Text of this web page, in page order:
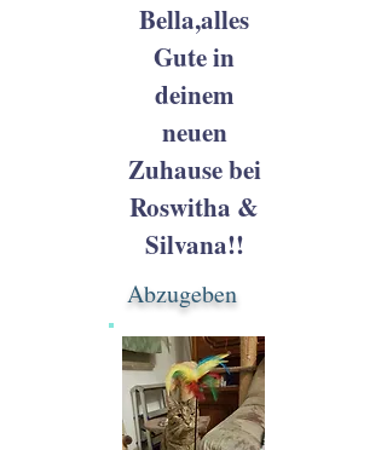
Bella,alles
Gute in
deinem
neuen
Zuhause bei
Roswitha &
Silvana!!
Abzugeben